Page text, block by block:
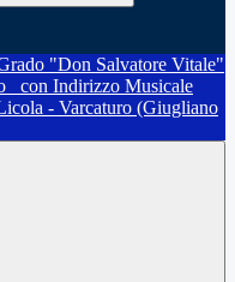
con Indirizzo Musicale
- Varcaturo (Giugliano